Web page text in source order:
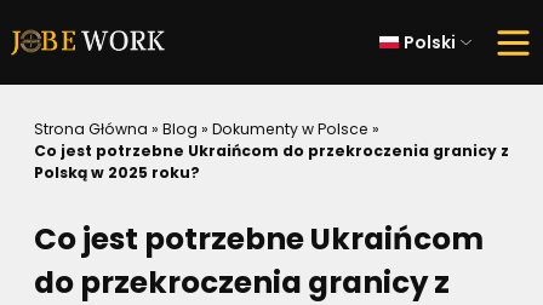
Polski
Strona Główna » Blog » Dokumenty w Polsce »
Co jest potrzebne Ukraińcom do przekroczenia granicy z
Polską w 2025 roku?
Co jest potrzebne Ukraińcom
do przekroczenia granicy z